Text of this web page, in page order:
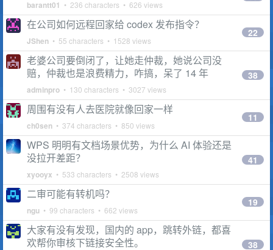
barantt01 • 236 characters • 626 views
在公司如何远程回家给 codex 发布指令？
JShen • 55 characters • 1528 views
22
老婆公司要倒闭了，让她走仲裁，她说公司没
赔，仲裁也是浪费精力，咋搞，呆了 14 年
adminpro • 130 characters • 3027 views
38
周围有没有人去医院就像回家一样
ch0sen • 374 characters • 850 views
11
WPS 明明有文档场景优势，为什么 AI 体验还是
没拉开差距？
xyooyx • 533 characters • 2508 views
41
二审可能有转机吗？
ngu • 99 characters • 662 views
19
大家有没有发现，国内的 app，跳转外链，都喜
欢帮你审核下链接安全性。
38